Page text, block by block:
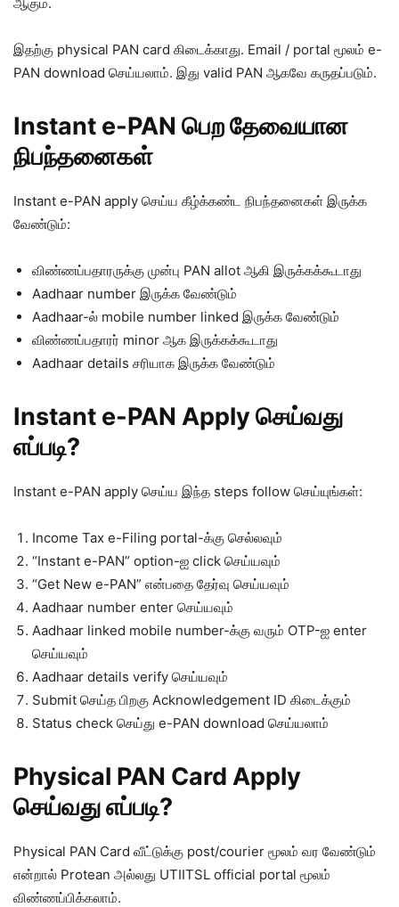
இதற்கு physical PAN card கிடைக்காது. Email / portal மூலம் e-
PAN download செய்யலாம். இது valid PAN ஆகவே கருதப்படும்.
Instant e-PAN பெற தேவையான
நிபந்தனைகள்
Instant e-PAN apply செய்ய கீழ்க்கண்ட நிபந்தனைகள் இருக்க
வேண்டும்:
விண்ணப்பதாரருக்கு முன்பு PAN allot ஆகி இருக்கக்கூடாது
Aadhaar number இருக்க வேண்டும்
Aadhaar-ல் mobile number linked இருக்க வேண்டும்
விண்ணப்பதாரர் minor ஆக இருக்கக்கூடாது
Aadhaar details சரியாக இருக்க வேண்டும்
Instant e-PAN Apply செய்வது
எப்படி?
Instant e-PAN apply செய்ய இந்த steps follow செய்யுங்கள்:
Income Tax e-Filing portal-க்கு செல்லவும்
“Instant e-PAN” option-ஐ click செய்யவும்
“Get New e-PAN” என்பதை தேர்வு செய்யவும்
Aadhaar number enter செய்யவும்
Aadhaar linked mobile number-க்கு வரும் OTP-ஐ enter
செய்யவும்
Aadhaar details verify செய்யவும்
Submit செய்த பிறகு Acknowledgement ID கிடைக்கும்
Status check செய்து e-PAN download செய்யலாம்
Physical PAN Card Apply
செய்வது எப்படி?
Physical PAN Card வீட்டுக்கு post/courier மூலம் வர வேண்டும்
என்றால் Protean அல்லது UTIITSL official portal மூலம்
விண்ணப்பிக்கலாம்.